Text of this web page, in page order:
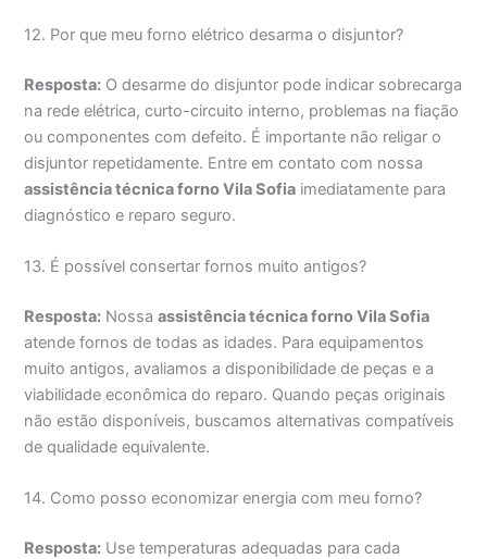
12. Por que meu forno elétrico desarma o disjuntor?
Resposta: O desarme do disjuntor pode indicar sobrecarga
na rede elétrica, curto-circuito interno, problemas na fiação
ou componentes com defeito. É importante não religar o
disjuntor repetidamente. Entre em contato com nossa
assistência técnica forno Vila Sofia imediatamente para
diagnóstico e reparo seguro.
13. É possível consertar fornos muito antigos?
Resposta: Nossaassistência técnica forno Vila Sofia
atende fornos de todas as idades. Para equipamentos
muito antigos, avaliamos a disponibilidade de peças e a
viabilidade econômica do reparo. Quando peças originais
não estão disponíveis, buscamos alternativas compatíveis
de qualidade equivalente.
14. Como posso economizar energia com meu forno?
Resposta: Use temperaturas adequadas para cada